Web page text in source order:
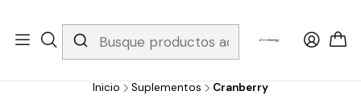
Whatsapp 3229079958/ Fijo 6019251796 / Envios a todo el país y
gratis apartir de 199.000!
Inicio Suplementos Cranberry